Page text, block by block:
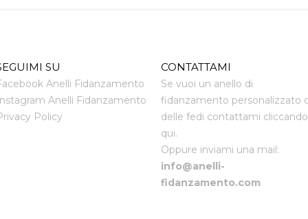
SU
Anelli Fidanzamento
Anelli Fidanzamento
Policy
CONTATTAMI
Se vuoi un anello di
fidanzamento personalizzato
delle fedi contattami cliccando
qui.
Oppure inviami una mail:
info@anelli-
fidanzamento.com